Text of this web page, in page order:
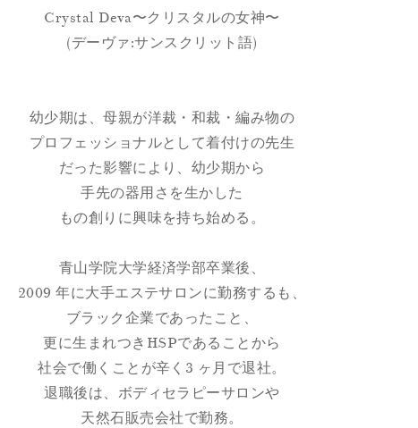
Crystal Deva〜クリスタルの女神〜
(デーヴァ:サンスクリット語)
幼少期は、母親が洋裁・和裁・編み物の
プロフェッショナルとして着付けの先生
だった影響により、幼少期から
手先の器用さを生かした
もの創りに興味を持ち始める。
青山学院大学経済学部卒業後、
2009 年に大手エステサロンに勤務するも、
ブラック企業であったこと、
更に生まれつきHSPであることから
社会で働くことが辛く3 ヶ月で退社。
退職後は、ボディセラピーサロンや
天然石販売会社で勤務。